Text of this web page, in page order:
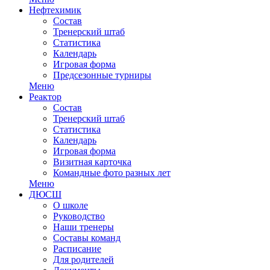
Нефтехимик
Состав
Тренерский штаб
Статистика
Календарь
Игровая форма
Предсезонные турниры
Меню
Реактор
Состав
Тренерский штаб
Статистика
Календарь
Игровая форма
Визитная карточка
Командные фото разных лет
Меню
ДЮСШ
О школе
Руководство
Наши тренеры
Составы команд
Расписание
Для родителей